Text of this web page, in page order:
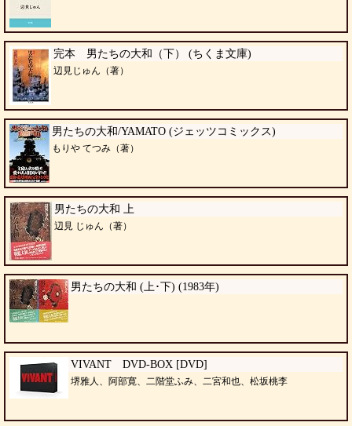
完本 男たちの大和（下） (ちくま文庫)
辺見じゅん（著）
男たちの大和/YAMATO (ジェッツコミックス)
もりや てつみ（著）
男たちの大和 上
辺見 じゅん（著）
男たちの大和 (上･下) (1983年)
VIVANT DVD-BOX [DVD]
堺雅人、阿部寛、二階堂ふみ、二宮和也、松坂桃李